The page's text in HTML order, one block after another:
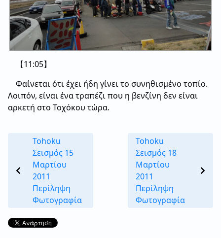
【11:05】
Φαίνεται ότι έχει ήδη γίνει το συνηθισμένο τοπίο.
Λοιπόν, είναι ένα τραπέζι που η βενζίνη δεν είναι
αρκετή στο Τοχόκου τώρα.
Tohoku
Σεισμός 15
Μαρτίου
2011
Περίληψη
Φωτογραφία
Tohoku
Σεισμός 18
Μαρτίου
2011
Περίληψη
Φωτογραφία